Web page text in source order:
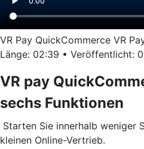
VR Pay QuickCommerce VR
Länge: 02:39 • Veröffentlicht:
VR pay
sechs Funktionen
Starten Sie innerhalb weniger
kleinen Online-Vertrieb.